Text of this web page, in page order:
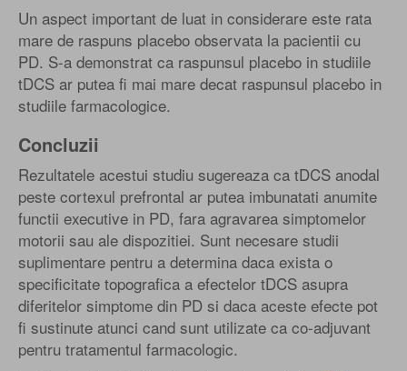
Un aspect important de luat in considerare este rata
mare de raspuns placebo observata la pacientii cu
PD. S-a demonstrat ca raspunsul placebo in studiile
tDCS ar putea fi mai mare decat raspunsul placebo in
studiile farmacologice.
Concluzii
Rezultatele acestui studiu sugereaza ca tDCS anodal
peste cortexul prefrontal ar putea imbunatati anumite
functii executive in PD, fara agravarea simptomelor
motorii sau ale dispozitiei. Sunt necesare studii
suplimentare pentru a determina daca exista o
specificitate topografica a efectelor tDCS asupra
diferitelor simptome din PD si daca aceste efecte pot
fi sustinute atunci cand sunt utilizate ca co-adjuvant
pentru tratamentul farmacologic.